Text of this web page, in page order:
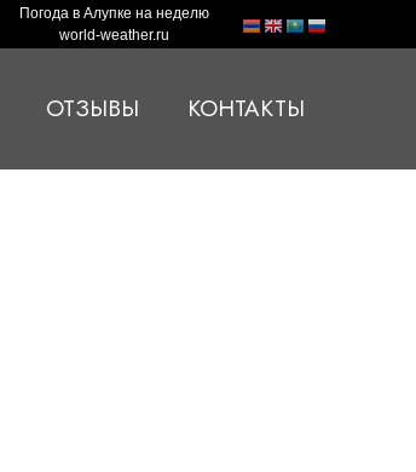
Погода в Алупке на неделю
world-weather.ru
ОТЗЫВЫ КОНТАКТЫ